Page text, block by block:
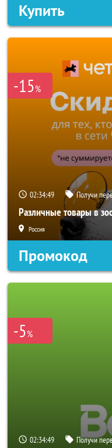
Купить
-15%
02:34:47 Получи
Различные товары в
Россия
Промокод
-5%
02:34:47 Получи